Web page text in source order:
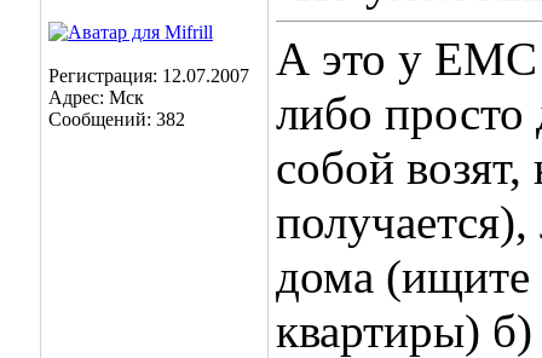
Регистрация: 12.07.2007
Адрес: Мск
Сообщений: 382
А это у ЕМС
либо просто
собой
дома (ищите
квартиры)